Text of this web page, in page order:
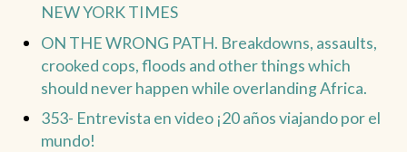
NEW YORK TIMES
ON THE WRONG PATH. Breakdowns, assaults,
crooked cops, floods and other things which
should never happen while overlanding Africa.
353- Entrevista en video ¡20 años viajando por el
mundo!